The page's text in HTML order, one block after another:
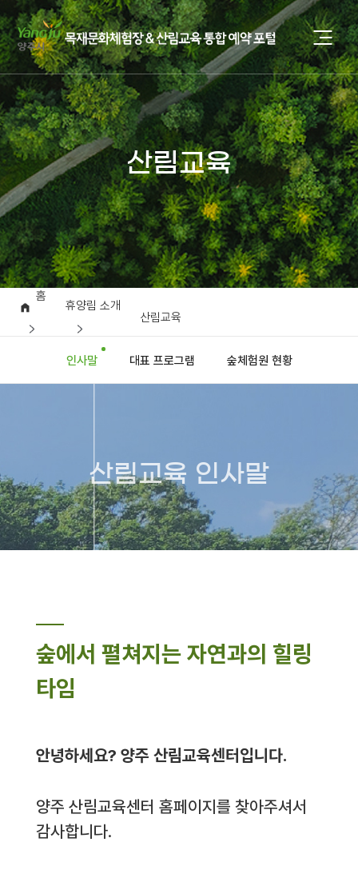
산림교육
홈
휴양림 소개
산림교육
인사말 대표 프로그램 숲체험원 현황
산림교육 인사말
숲에서 펼쳐지는 자연과의 힐링
타임
안녕하세요? 양주 산림교육센터입니다.
양주 산림교육센터 홈페이지를 찾아주셔서
감사합니다.